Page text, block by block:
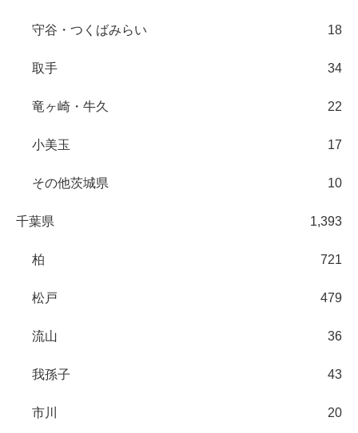
守谷・つくばみらい 18
取手 34
竜ヶ崎・牛久 22
小美玉 17
その他茨城県 10
千葉県 1,393
柏 721
松戸 479
流山 36
我孫子 43
市川 20